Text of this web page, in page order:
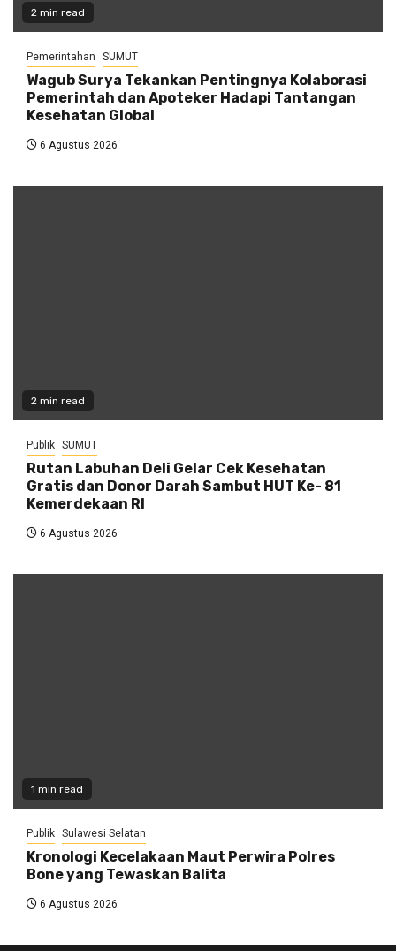
2 min read
Pemerintahan SUMUT
Wagub Surya Tekankan Pentingnya Kolaborasi
Pemerintah dan Apoteker Hadapi Tantangan
Kesehatan Global
6 Agustus 2026
2 min read
Publik SUMUT
Rutan Labuhan Deli Gelar Cek Kesehatan
Gratis dan Donor Darah Sambut HUT Ke- 81
Kemerdekaan RI
6 Agustus 2026
1 min read
Publik Sulawesi Selatan
Kronologi Kecelakaan Maut Perwira Polres
Bone yang Tewaskan Balita
6 Agustus 2026